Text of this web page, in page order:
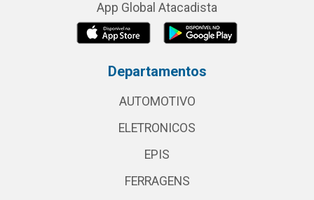
App Global Atacadista
Departamentos
AUTOMOTIVO
ELETRONICOS
EPIS
FERRAGENS